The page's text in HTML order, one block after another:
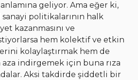
geliyor. Ama eğer ki,
politikalarının halk
kazanmasını ve
hem kolektif ve etkin
kolaylaştırmak hem de
indirgemek için buna rıza
Aksi takdirde şiddetli bir